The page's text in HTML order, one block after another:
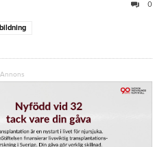
0
Annons